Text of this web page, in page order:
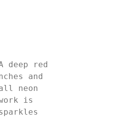
deep red
and
neon
is